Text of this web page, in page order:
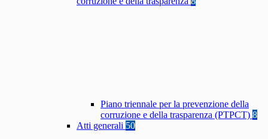
Piano triennale per la prevenzione della
corruzione e della trasparenza (PTPCT) 8
Atti generali 50